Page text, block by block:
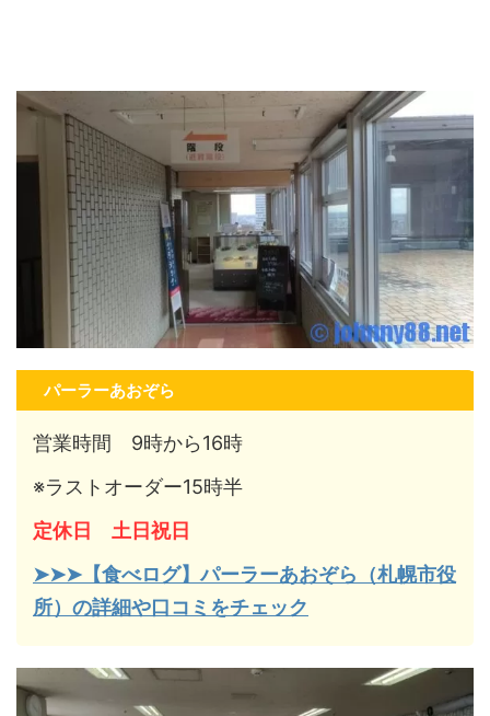
パーラーあおぞら
営業時間 9時から16時
※ラストオーダー15時半
定休日 土日祝日
➤➤➤【食べログ】パーラーあおぞら（札幌市役
所）の詳細や口コミをチェック